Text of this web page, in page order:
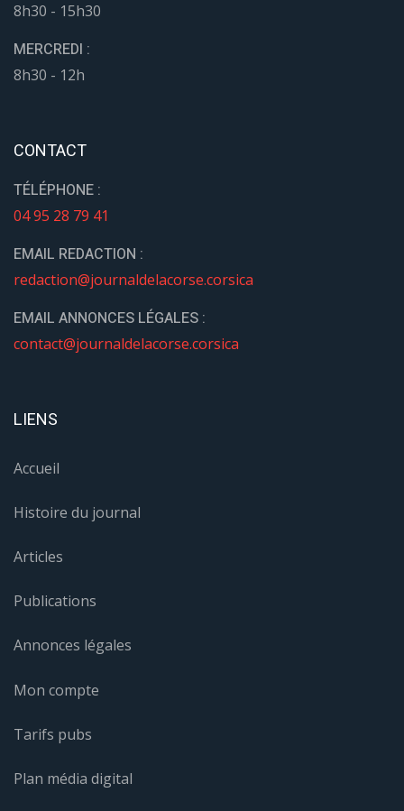
8h30 - 15h30
MERCREDI :
8h30 - 12h
CONTACT
TÉLÉPHONE :
04 95 28 79 41
EMAIL REDACTION :
redaction@journaldelacorse.corsica
EMAIL ANNONCES LÉGALES :
contact@journaldelacorse.corsica
LIENS
Accueil
Histoire du journal
Articles
Publications
Annonces légales
Mon compte
Tarifs pubs
Plan média digital